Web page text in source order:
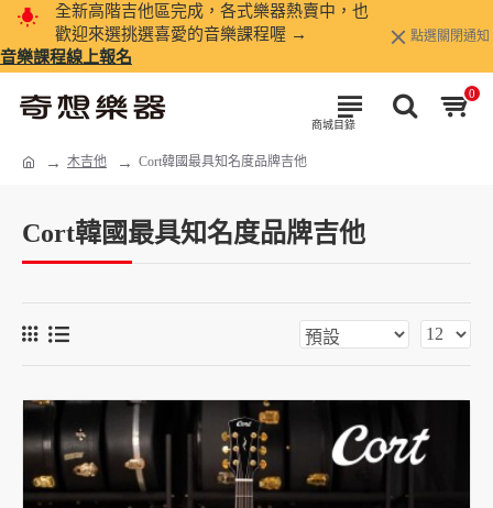
全新高階吉他區完成，各式樂器熱賣中，也
歡迎來選挑選喜愛的音樂課程喔 →
音樂課程線上報名
點選關閉通知
0
木吉他 Cort韓國最具知名度品牌吉他
Cort韓國最具知名度品牌吉他